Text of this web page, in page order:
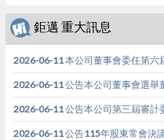
鉅邁 重大訊息
2026-06-11 本公司董事會委任第六
2026-06-11 公告本公司董事會選舉
2026-06-11 公告本公司第三屆審計
2026-06-11 公告115年股東常會決